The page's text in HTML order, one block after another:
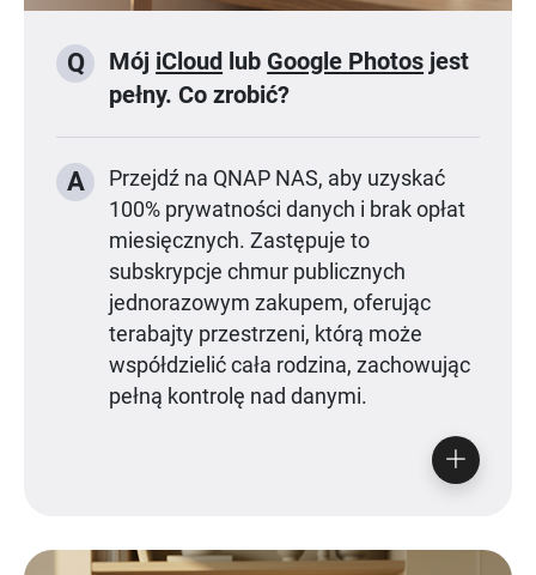
Q Mój iCloud lub Google Photos jest
pełny. Co zrobić?
A
Przejdź na QNAP NAS, aby uzyskać
100% prywatności danych i brak opłat
miesięcznych. Zastępuje to
subskrypcje chmur publicznych
jednorazowym zakupem, oferując
terabajty przestrzeni, którą może
współdzielić cała rodzina, zachowując
pełną kontrolę nad danymi.